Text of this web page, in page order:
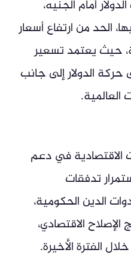
أمام الجنيه،
من مستوى 49 جنيها، الحد من ارتفاع أسعار
حيث يعتمد تسعير
الدولار إلى جانب
العالمية.
في دعم
تدفقات
الدين الحكومية،
الاقتصادي،
الفترة الأخيرة.